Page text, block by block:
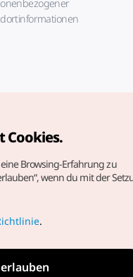
Cookies.
Browsing-Erfahrung zu
wenn du mit der
.